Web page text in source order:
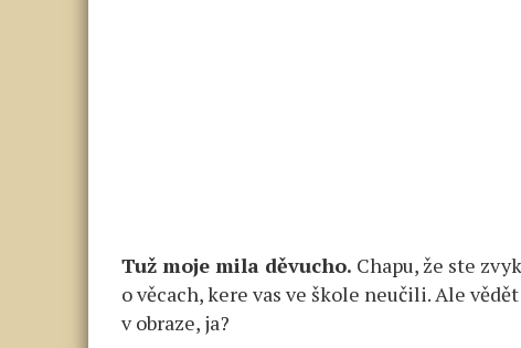
Tuž moje mila děvucho. Chapu, že ste
o věcach, kere vas ve škole neučili. Ale
v obraze, ja?